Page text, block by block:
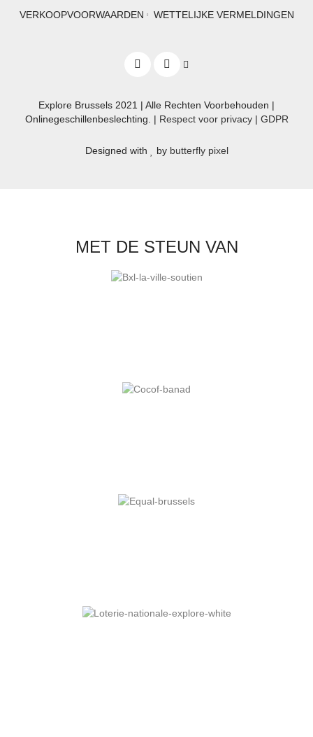
VERKOOPVOORWAARDEN WETTELIJKE VERMELDINGEN
Explore Brussels 2021 | Alle Rechten Voorbehouden |
Onlinegeschillenbeslechting. | Respect voor privacy| GDPR
Designed with by butterfly pixel
MET DE STEUN VAN